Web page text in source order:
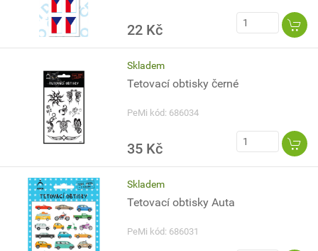
22 Kč
Skladem
Tetovací obtisky černé
PeMi kód: 686034
35 Kč
Skladem
Tetovací obtisky Auta
PeMi kód: 686031